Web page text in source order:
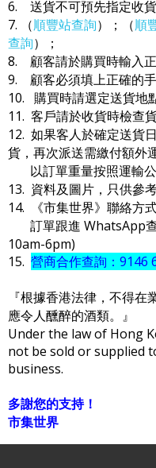
6. 送貨不可預先指定收
7. （順豐站查詢）；（順
查詢）；
8. 顧客請於購買時輸入
9. 顧客必須填上正確的
10. 購買時請選定送貨地
11. 客戶請於收貨時檢查
12. 如果客人於確定送貨
貨，再次派送需繳付額外
以訂單重量按照運輸公
13. 資料及圖片，只供參考
14. 《市集世界》聯絡方式
訂單跟進 WhatsApp查
10am-6pm)
15. 營商合作查詢：9146
『根據香港法律，不得
應令人醺醉的酒類。』
Under the law of Hong
not be sold or supplied
business.
多謝您的支持！
市集世界